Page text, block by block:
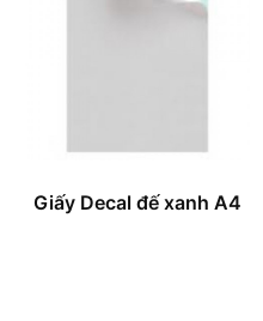
Giấy Decal đế xanh A4